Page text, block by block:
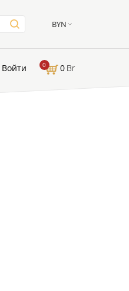
BYN
Войти 0 0 Br